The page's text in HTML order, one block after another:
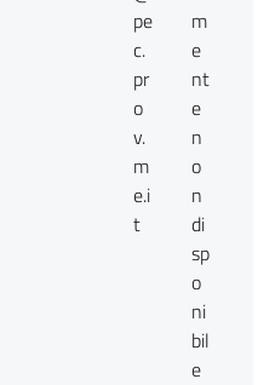
pe
c.
pr
o
v.
m
e.i
t
m
e
nt
e
n
o
n
di
sp
o
ni
bil
e